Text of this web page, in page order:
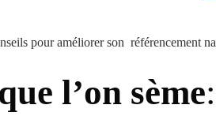
pour améliorer son référencement
l’on sème: